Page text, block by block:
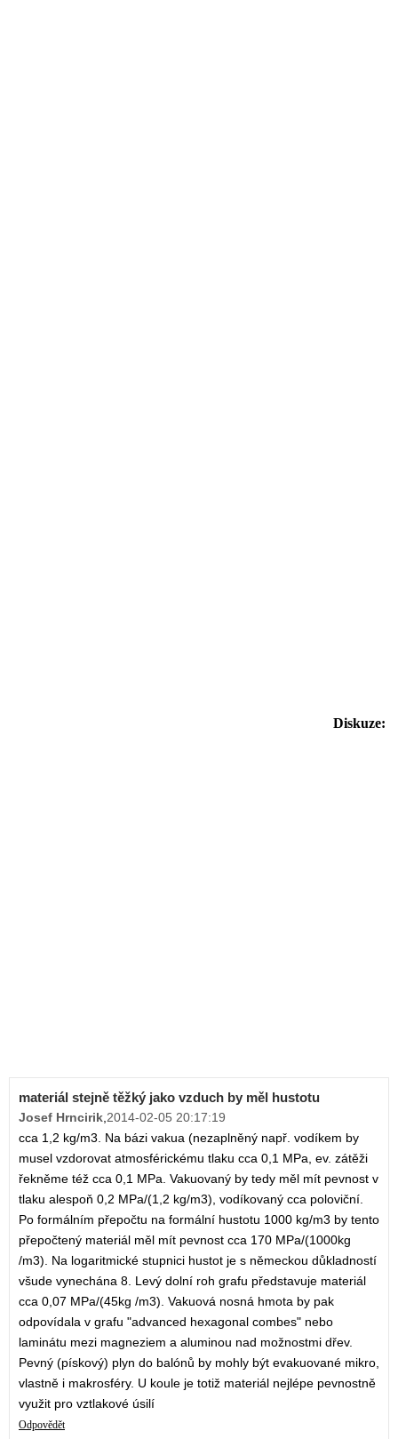
Diskuze:
materiál stejně těžký jako vzduch by měl hustotu
Josef Hrncirik 2014-02-05 20:17:19
cca 1,2 kg/m3. Na bázi vakua (nezaplněný např. vodíkem by
musel vzdorovat atmosférickému tlaku cca 0,1 MPa, ev. zátěži
řekněme též cca 0,1 MPa. Vakuovaný by tedy měl mít pevnost v
tlaku alespoň 0,2 MPa/(1,2 kg/m3), vodíkovaný cca poloviční.
Po formálním přepočtu na formální hustotu 1000 kg/m3 by tento
přepočtený materiál měl mít pevnost cca 170 MPa/(1000kg
/m3). Na logaritmické stupnici hustot je s německou důkladností
všude vynechána 8. Levý dolní roh grafu představuje materiál
cca 0,07 MPa/(45kg /m3). Vakuová nosná hmota by pak
odpovídala v grafu "advanced hexagonal combes" nebo
laminátu mezi magneziem a aluminou nad možnostmi dřev.
Pevný (pískový) plyn do balónů by mohly být evakuované mikro,
vlastně i makrosféry. U koule je totiž materiál nejlépe pevnostně
využit pro vztlakové úsilí
Odpovědět